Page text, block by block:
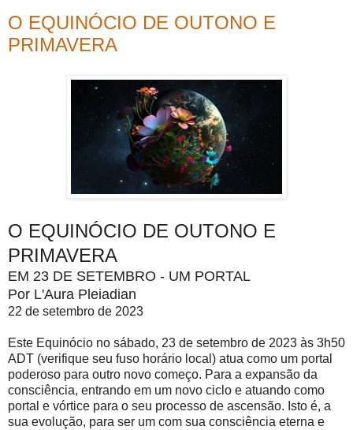
O EQUINÓCIO DE OUTONO E
PRIMAVERA
O EQUINÓCIO DE OUTONO E
PRIMAVERA
EM 23 DE SETEMBRO - UM PORTAL
Por L'Aura Pleiadian
22 de setembro de 2023
Este Equinócio no sábado, 23 de setembro de 2023 às 3h50
ADT (verifique seu fuso horário local) atua como um portal
poderoso para outro novo começo. Para a expansão da
consciência, entrando em um novo ciclo e atuando como
portal e vórtice para o seu processo de ascensão. Isto é, a
sua evolução, para ser um com sua consciência eterna e